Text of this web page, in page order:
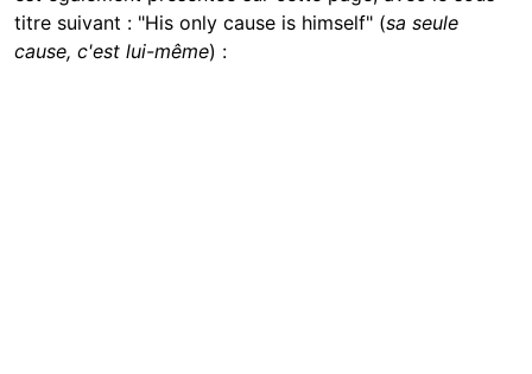
titre suivant : "His only cause is himself" (sa seule
cause, c'est lui-même) :